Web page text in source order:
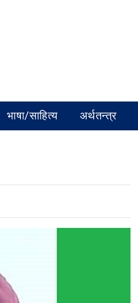
भाषा/साहित्य अर्थतन्त्र